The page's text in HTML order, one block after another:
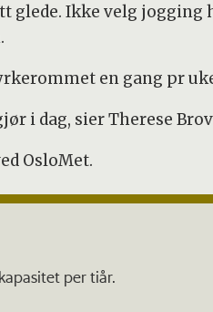
Ikke velg jogging
en gang pr
i dag, sier Therese
OsloMet.
per tiår.